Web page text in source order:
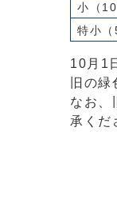
小（10
特小（
10月1
旧の
なお、
承くだ